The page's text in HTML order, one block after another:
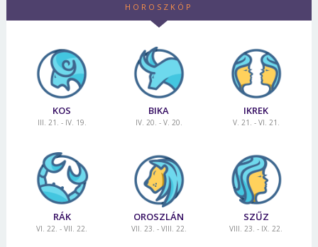
HOROSZKÓP
KOS
III. 21. - IV. 19.
BIKA
IV. 20. - V. 20.
IKREK
V. 21. - VI. 21.
RÁK
VI. 22. - VII. 22.
OROSZLÁN
VII. 23. - VIII. 22.
SZŰZ
VIII. 23. - IX. 22.